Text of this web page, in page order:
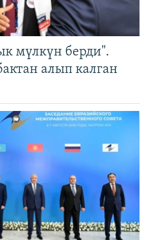
мүлкүн берди".
алып калган